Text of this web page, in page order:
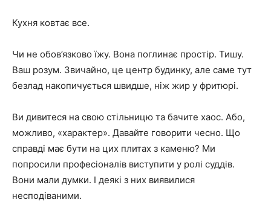
Кухня ковтає все.
Чи не обов’язково їжу. Вона поглинає простір. Тишу.
Ваш розум. Звичайно, це центр будинку, але саме тут
безлад накопичується швидше, ніж жир у фритюрі.
Ви дивитеся на свою стільницю та бачите хаос. Або,
можливо, «характер». Давайте говорити чесно. Що
справді має бути на цих плитах з каменю? Ми
попросили професіоналів виступити у ролі суддів.
Вони мали думки. І деякі з них виявилися
несподіваними.